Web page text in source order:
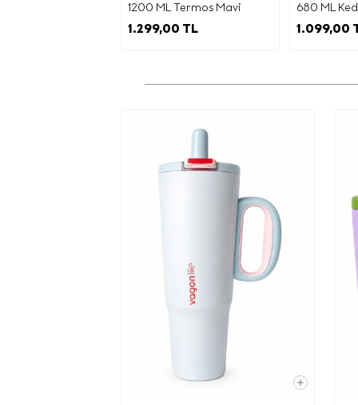
1200 ML Termos Mavi
1.299,00 TL
680 ML
MOR
1.099,00